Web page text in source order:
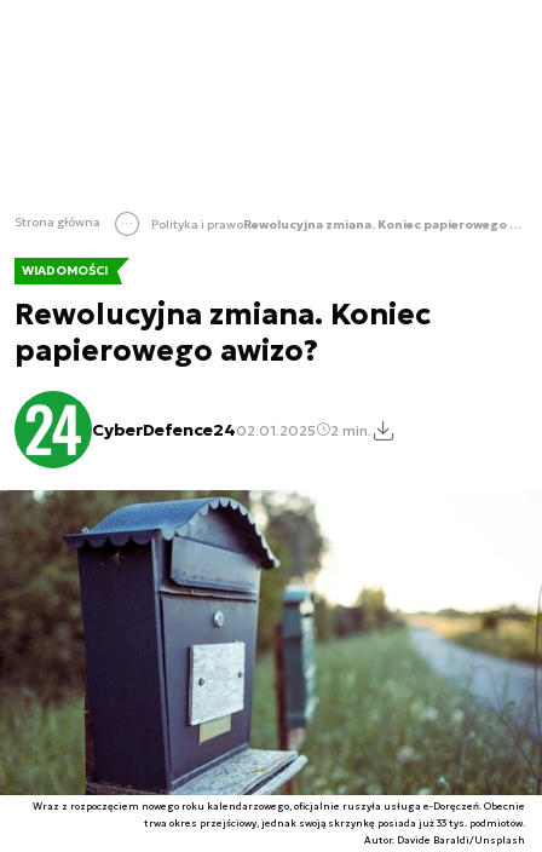
Strona główna Polityka i prawo Rewolucyjna zmiana. Koniec papierowego awizo?
WIADOMOŚCI
Rewolucyjna zmiana. Koniec
papierowego awizo?
CyberDefence2402.01.2025 2 min.
Wraz z rozpoczęciem nowego roku kalendarzowego, oficjalnie ruszyła usługa e-Doręczeń. Obecnie
trwa okres przejściowy, jednak swoją skrzynkę posiada już 33 tys. podmiotów.
Autor. Davide Baraldi/Unsplash